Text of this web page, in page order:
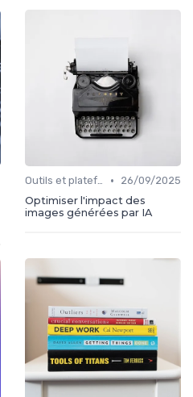
Outils et plateformes •
26/09/2025
Optimiser l'impact des
images générées par IA